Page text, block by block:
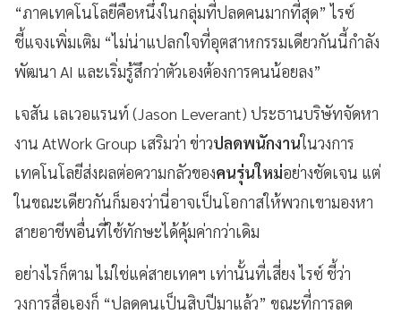
“ภาคเทคโนโลยีคือหนึ่งในกลุ่มที่ปลดคนมากที่สุด” ไรซ์
ชี้แจงเพิ่มเติม “ไม่น่าแปลกใจที่อุตสาหกรรมเดียวกันนี้กำลัง
พัฒนา AI และเริ่มรู้สึกว่าตัวเองต้องการคนน้อยลง”
เจสัน เลเวอแรนท์ (Jason Leverant) ประธานบริษัทจัดหา
งาน AtWork Group เสริมว่า ข่าวปลดพนักงานในวงการ
เทคโนโลยีส่งผลต่อความกลัวของคนรุ่นใหม่อย่างชัดเจน แต่
ในขณะเดียวกันก็มองว่านี่อาจเป็นโอกาสให้พวกเขามองหา
สายอาชีพอื่นที่ใช้ทักษะได้คุ้มค่ากว่าเดิม
อย่างไรก็ตาม ไม่ใช่แค่สายเทคฯ เท่านั้นที่เสี่ยง ไรซ์ ชี้ว่า
วงการสื่อเองก็ “ปลดคนเป็นสิบปีมาแล้ว” ขณะที่การลด